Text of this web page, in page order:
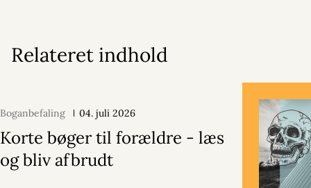
Relateret indhold
Boganbefaling 04. juli 2026
Korte bøger til forældre - læs
og bliv afbrudt